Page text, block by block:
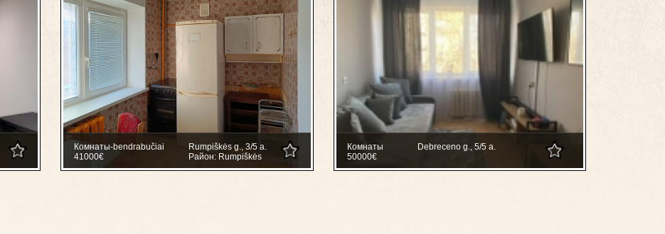
Комнаты-bendrabučiai
Rumpiškės g., 3/5 a.
41000€
Район: Rumpiškės
Комнаты
Debreceno g., 5/5 a.
50000€